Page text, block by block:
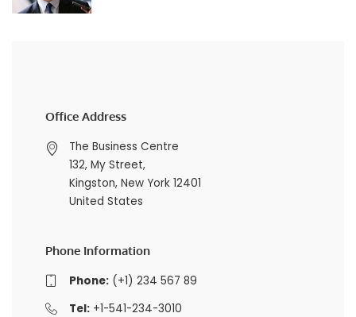
Office Address
The Business Centre
132, My Street,
Kingston, New York 12401
United States
Phone Information
Phone:(+1) 234 567 89
Tel:+1-541-234-3010